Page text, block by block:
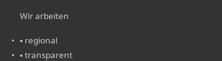
Wir arbeiten
▪ regional
▪ transparent